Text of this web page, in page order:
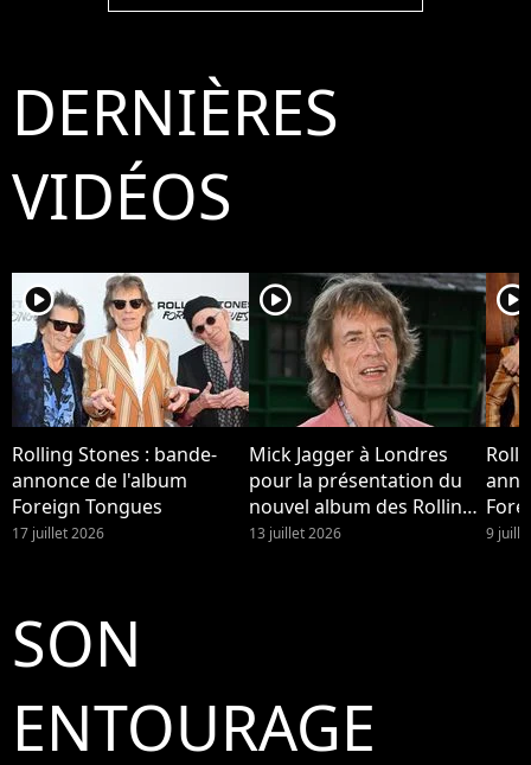
DERNIÈRES
VIDÉOS
player2
Rolling Stones : bande-
annonce de l'album
Foreign Tongues
17 juillet 2026
player2
Mick Jagger à Londres
pour la présentation du
nouvel album des Rolling
Stones.
13 juillet 2026
player2
9
SON
ENTOURAGE